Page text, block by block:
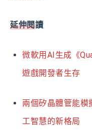
延伸閱讀
微軟用AI生成《
遊戲開發者生存
兩個矽晶體管能模
工智慧的新格局